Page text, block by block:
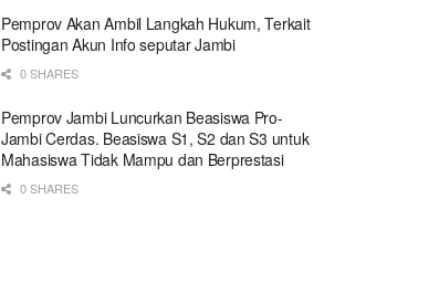
Pemprov Akan Ambil Langkah Hukum, Terkait
Postingan Akun Info seputar Jambi
0 SHARES
Pemprov Jambi Luncurkan Beasiswa Pro-
Jambi Cerdas. Beasiswa S1, S2 dan S3 untuk
Mahasiswa Tidak Mampu dan Berprestasi
0 SHARES